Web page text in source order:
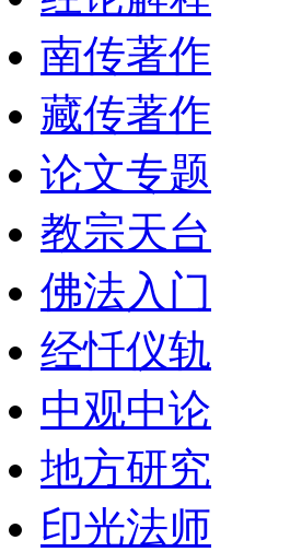
南传著作
藏传著作
论文专题
教宗天台
佛法入门
经忏仪轨
中观中论
地方研究
印光法师